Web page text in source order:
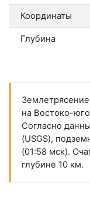
Координаты
Глубина
на Востоко-
Согласно
(USGS),
(01:58 мск).
глубине 10 км.